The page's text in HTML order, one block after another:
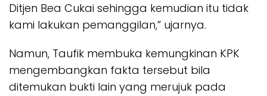
Ditjen Bea Cukai sehingga kemudian itu tidak
kami lakukan pemanggilan,” ujarnya.
Namun, Taufik membuka kemungkinan KPK
mengembangkan fakta tersebut bila
ditemukan bukti lain yang merujuk pada